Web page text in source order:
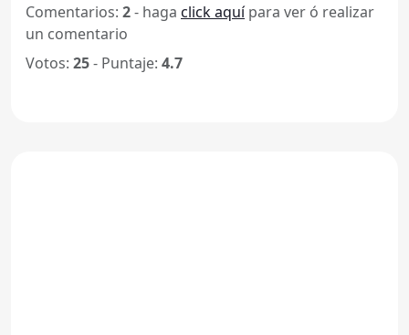
Comentarios: 2- haga click aquípara ver ó realizar
un comentario
Votos: 25- Puntaje: 4.7